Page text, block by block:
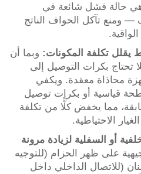
وهي حالة فشل شائعة في
— ومنع تآكل الحواف الناتج
يقلل تكلفة المكونات: وبما أن
تحتاج بكرات التوصيل إلى
محاذاة معقدة. ويكفي
قياسية أو بكرات توصيل
مما يخفض كلًّا من تكلفة
الاحتياطية.
أو السفلية لزيادة مرونة
على ظهر الحزام (للتوجيه
(للاتصال الداخلي داخل